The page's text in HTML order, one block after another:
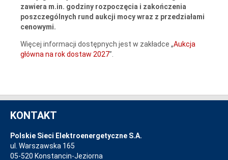
zawiera m.in. godziny rozpoczęcia i zakończenia
poszczególnych rund aukcji mocy wraz z przedziałami
cenowymi.
Więcej informacji dostępnych jest w zakładce „Aukcja
główna na rok dostaw 2027”.
KONTAKT
Polskie Sieci Elektroenergetyczne S.A.
ul. Warszawska 165
05-520 Konstancin-Jeziorna